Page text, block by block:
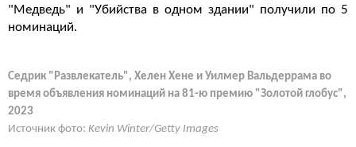
"Медведь" и "Убийства в одном здании" получили по 5
номинаций.
Седрик "Развлекатель", Хелен Хене и Уилмер Вальдеррама во
время объявления номинаций на 81-ю премию "Золотой глобус",
2023
Источник фото: Kevin Winter/Getty Images